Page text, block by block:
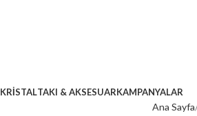
KRİSTALTAKI & AKSESUARKAMPANYALAR
Ana Sayfa